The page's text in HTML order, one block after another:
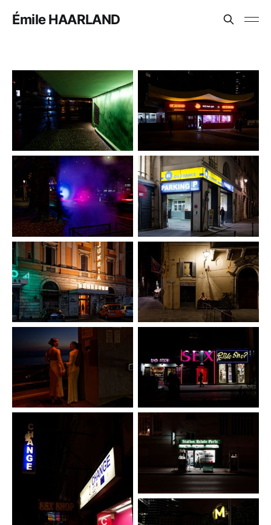
Émile HAARLAND